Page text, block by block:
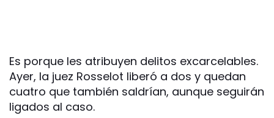
Es porque les atribuyen delitos excarcelables.
Ayer, la juez Rosselot liberó a dos y quedan
cuatro que también saldrían, aunque seguirán
ligados al caso.